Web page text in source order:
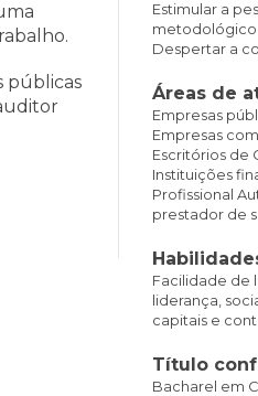
públicas
Estimular a
Despertar a
Áreas de
Empresas
Empresas
Escritórios de
Instituições
Profissional
prestador de
Facilidade de
liderança,
capitais e
Título
Bacharel em